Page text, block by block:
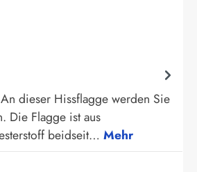
dieser Hissflagge werden Sie
Die Flagge ist aus
beidseit… Mehr